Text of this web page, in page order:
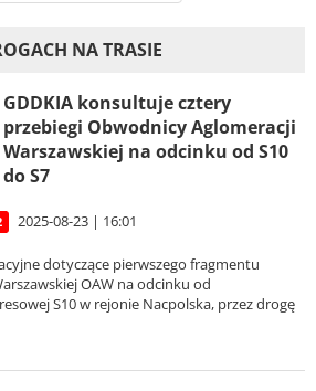
NA TRASIE
GDDKIA konsultuje cztery
przebiegi Obwodnicy Aglomeracji
Warszawskiej na odcinku od S10
do S7
2025-08-23 | 16:01
dotyczące pierwszego fragmentu
OAW na odcinku od
S10 w rejonie Nacpolska, przez drogę